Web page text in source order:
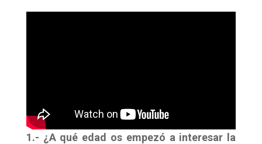
1.- ¿A qué edad os empezó a interesar la